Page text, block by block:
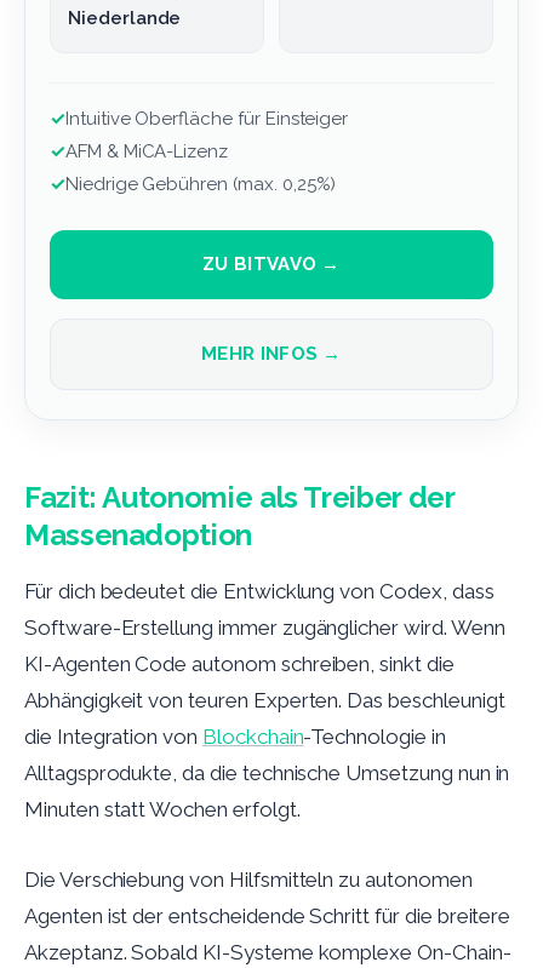
Niederlande
✓Intuitive Oberfläche für Einsteiger
✓AFM & MiCA-Lizenz
✓Niedrige Gebühren (max. 0,25%)
ZU BITVAVO →
MEHR INFOS →
Fazit: Autonomie als Treiber der
Massenadoption
Für dich bedeutet die Entwicklung von Codex, dass
Software-Erstellung immer zugänglicher wird. Wenn
KI-Agenten Code autonom schreiben, sinkt die
Abhängigkeit von teuren Experten. Das beschleunigt
die Integration von Blockchain-Technologie in
Alltagsprodukte, da die technische Umsetzung nun in
Minuten statt Wochen erfolgt.
Die Verschiebung von Hilfsmitteln zu autonomen
Agenten ist der entscheidende Schritt für die breitere
Akzeptanz. Sobald KI-Systeme komplexe On-Chain-